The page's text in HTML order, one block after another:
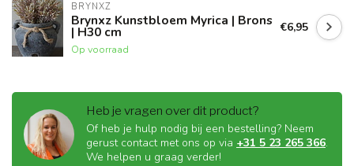
BRYNXZ
Brynxz Kunstbloem Myrica | Brons
| H30 cm
Op voorraad
€6,95
Heb je vragen over dit product?
Of heb je hulp nodig bij een bestelling? Neem
gerust contact met ons op via +31 5 23 265 366.
We helpen u graag verder!